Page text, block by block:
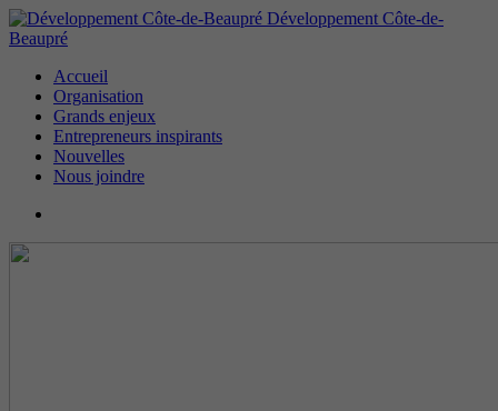
Développement Côte-de-
Beaupré
Accueil
Organisation
Grands enjeux
Entrepreneurs inspirants
Nouvelles
Nous joindre